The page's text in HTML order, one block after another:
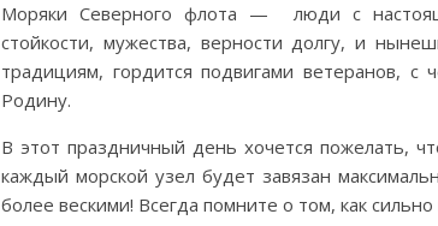
Моряки Северного флота — люди с
стойкости, мужества, верности долгу, и
традициям, гордится подвигами ветеранов, с
Родину.
В этот праздничный день хочется пожелать,
каждый морской узел будет завязан
более вескими! Всегда помните о том, как